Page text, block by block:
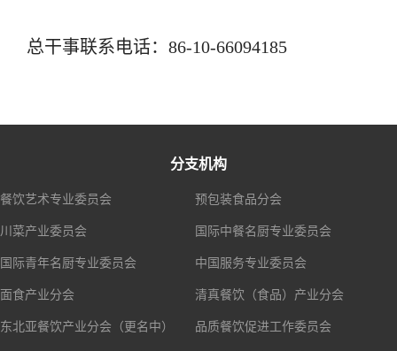
总干事联系电话：86-10-66094185
分支机构
餐饮艺术专业委员会 预包装食品分会
川菜产业委员会 国际中餐名厨专业委员会
国际青年名厨专业委员会 中国服务专业委员会
面食产业分会 清真餐饮（食品）产业分会
东北亚餐饮产业分会（更名中） 品质餐饮促进工作委员会